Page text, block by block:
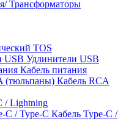
Трансформаторы
TOS
Удлинители USB
Кабель питания
Кабель RCA
/ Lightning
Кабель Type-C /